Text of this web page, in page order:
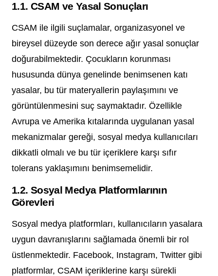
1.1. CSAM ve Yasal Sonuçları
CSAM ile ilgili suçlamalar, organizasyonel ve
bireysel düzeyde son derece ağır yasal sonuçlar
doğurabilmektedir. Çocukların korunması
hususunda dünya genelinde benimsenen katı
yasalar, bu tür materyallerin paylaşımını ve
görüntülenmesini suç saymaktadır. Özellikle
Avrupa ve Amerika kıtalarında uygulanan yasal
mekanizmalar gereği, sosyal medya kullanıcıları
dikkatli olmalı ve bu tür içeriklere karşı sıfır
tolerans yaklaşımını benimsemelidir.
1.2. Sosyal Medya Platformlarının
Görevleri
Sosyal medya platformları, kullanıcıların yasalara
uygun davranışlarını sağlamada önemli bir rol
üstlenmektedir. Facebook, Instagram, Twitter gibi
platformlar, CSAM içeriklerine karşı sürekli